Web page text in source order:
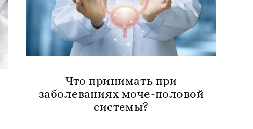
Что принимать при
заболеваниях моче-половой
системы?